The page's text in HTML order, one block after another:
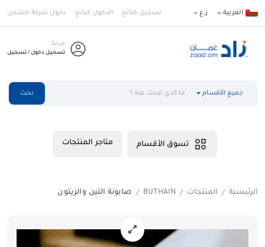
العربية ر.ع تسجيل كبائع الدخول كبائع دخول شركة الشحن
مرحباً
تسجيل دخول / تسجيل
جميع الأقسام بحث
تسوق الأقسام متاجر المنتجات
الرئيسية / المنتجات /
BUTHAIN
/ صابونة التين والزيتون